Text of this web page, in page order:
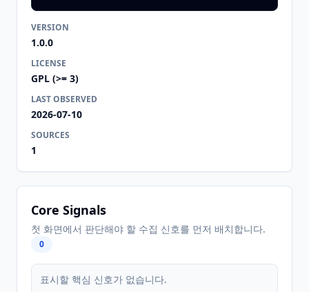
VERSION
1.0.0
LICENSE
GPL (>= 3)
LAST OBSERVED
2026-07-10
SOURCES
1
Core Signals
첫 화면에서 판단해야 할 수집 신호를 먼저 배치합니다.
0
표시할 핵심 신호가 없습니다.